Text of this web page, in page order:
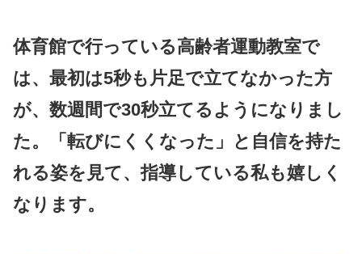
体育館で行っている高齢者運動教室で
は、最初は5秒も片足で立てなかった方
が、数週間で30秒立てるようになりまし
た。「転びにくくなった」と自信を持た
れる姿を見て、指導している私も嬉しく
なります。